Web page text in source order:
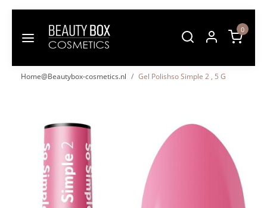
0
Home@Beautybox-cosmetics.nl Gel Polishso Simple 2 , 5 G